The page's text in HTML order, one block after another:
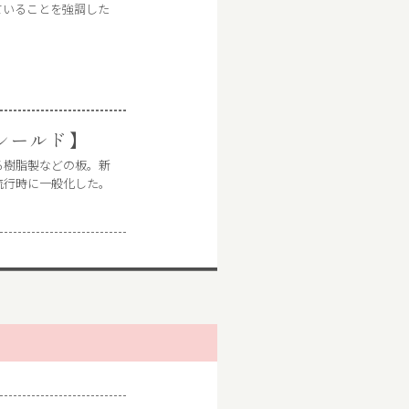
ることを強調した
ルド】
脂製などの板。新
時に一般化した。